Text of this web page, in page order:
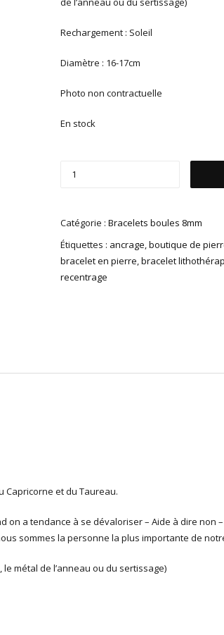
Rechargement : Soleil
Diamètre : 16-17cm
Photo non contractuelle
En stock
Catégorie : Bracelets boules 8mm
Étiquettes : ancrage,boutique de
bracelet en pierre,bracelet
recentrage
Capricorne et du Taureau.
a tendance à se dévaloriser – Aide à dire non
sommes la personne la plus importante de
métal de l’anneau ou du sertissage)